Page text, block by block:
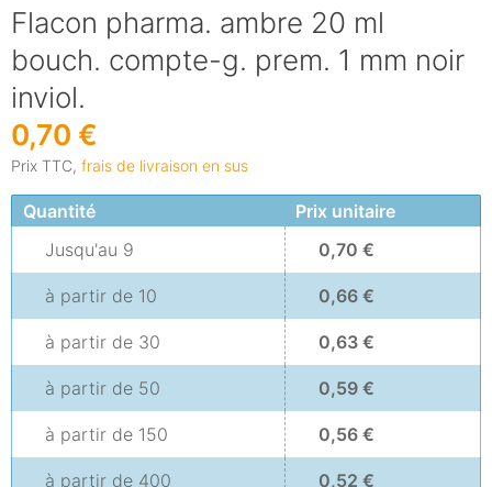
Flacon pharma. ambre 20 ml
bouch. compte-g. prem. 1 mm noir
inviol.
0,70 €
Prix TTC, frais de livraison en sus
Quantité
Prix unitaire
Jusqu'au 9 0,70 €
à partir de 10 0,66 €
à partir de 30 0,63 €
à partir de 50 0,59 €
à partir de 150 0,56 €
à partir de 400 0,52 €